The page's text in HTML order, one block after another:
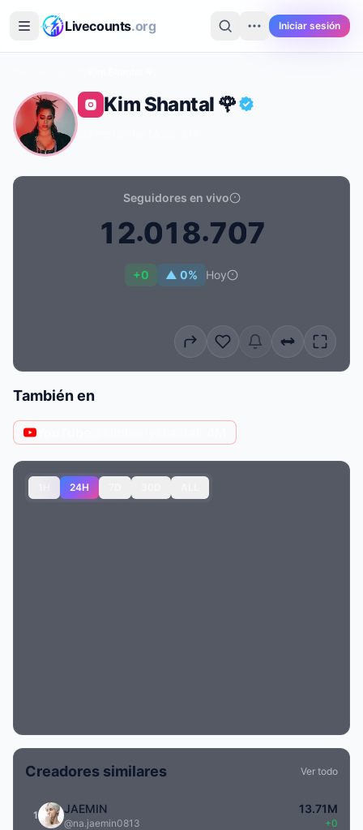
Livecounts.org Iniciar sesión
Kim Shantal 🌹
Seguidores en vivo
12.018.707
+0 ▲ 0% Hoy
También en
24H
Creadores similares Ver todo
1 JAEMIN
@na.jaemin0813
13.71M
+0